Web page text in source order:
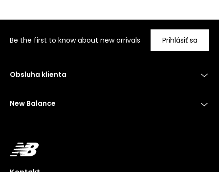
Be the first to know about new arrivals Prihlásiť sa
Obsluha klienta
New Balance